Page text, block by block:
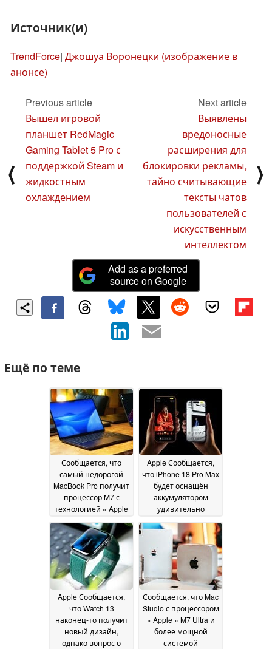
Источник(и)
TrendForce| Джошуа Воронецки (изображение в
анонсе)
⟨
Previous article
Вышел игровой
планшет RedMagic
Gaming Tablet 5 Pro с
поддержкой Steam и
жидкостным
охлаждением
Next article
Выявлены
вредоносные
расширения для
блокировки рекламы,
тайно считывающие
тексты чатов
пользователей с
искусственным
интеллектом
⟩
Add as a preferred
source on Google
Ещё по теме
Сообщается, что
самый недорогой
MacBook Pro получит
процессор M7 с
технологией « Apple
Ultra раньше, чем
ожидалось02 July 2026
Apple Сообщается,
что iPhone 18 Pro Max
будет оснащён
аккумулятором
удивительно
02
July 2026
Apple Сообщается,
что Watch 13
наконец-то получит
новый дизайн,
однако вопрос о
Сообщается, что Mac
Studio с процессором
« Apple » M7 Ultra и
более мощной
системой